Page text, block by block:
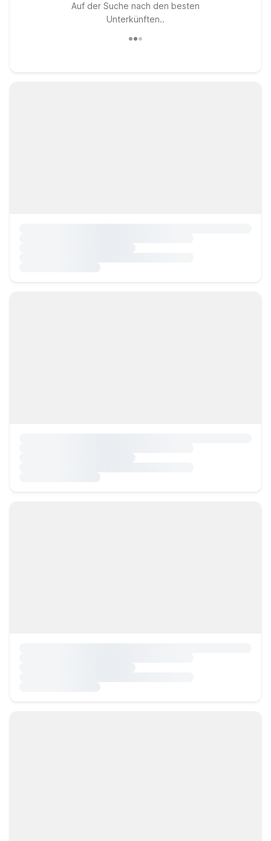
Auf der Suche nach den besten
Unterkünften..